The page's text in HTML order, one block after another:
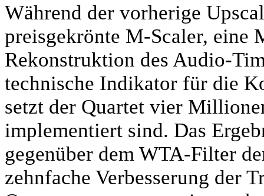
Während der vorherige
preisgekrönte M-Scaler, eine
Rekonstruktion des Audio-
technische Indikator für die
setzt der Quartet vier
implementiert sind. Das
gegenüber dem WTA-Filter
zehnfache Verbesserung der